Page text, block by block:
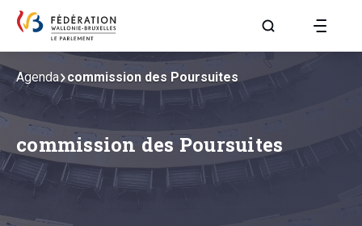
Aller à la page
commission des Poursuites
Agenda commission des Poursuites